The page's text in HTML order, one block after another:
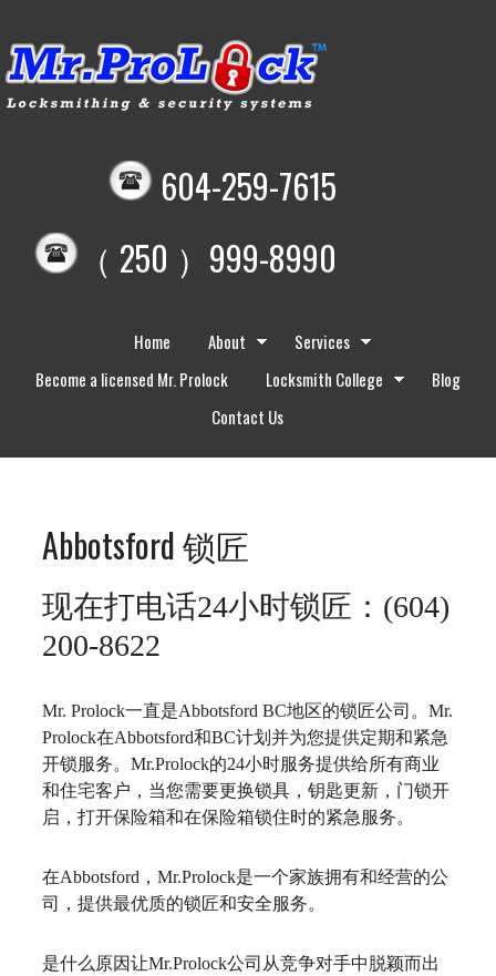
604-259-7615
（ 250 ）999-8990
Home About
Services
Become a licensed Mr. Prolock
Locksmith College
Blog
Contact Us
Abbotsford 锁匠
现在打电话24小时锁匠：(604)
200-8622
Mr. Prolock一直是Abbotsford BC地区的锁匠公司。 Mr.
Prolock在Abbotsford和BC计划并为您提供定期和紧急
开锁服务。 Mr.Prolock的24小时服务提供给所有商业
和住宅客户，当您需要更换锁具，钥匙更新，门锁开
启，打开保险箱和在保险箱锁住时的紧急服务。
在Abbotsford ， Mr.Prolock是一个家族拥有和经营的公
司，提供最优质的锁匠和安全服务。
是什么原因让Mr.Prolock公司从竞争对手中脱颖而出